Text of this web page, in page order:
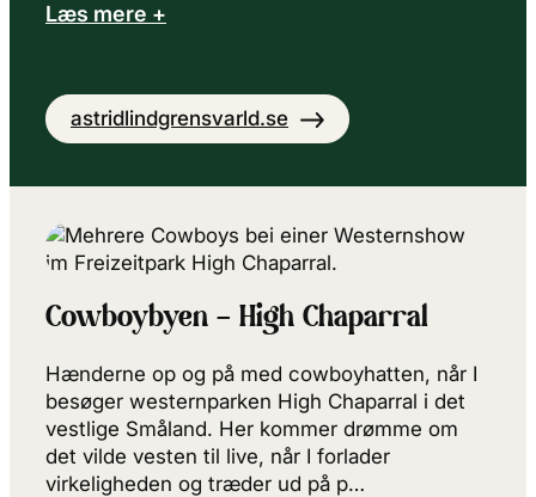
Læs mere +
astridlindgrensvarld.se
Cowboybyen – High Chaparral
Hænderne op og på med cowboyhatten, når I
besøger westernparken High Chaparral i det
vestlige Småland. Her kommer drømme om
det vilde vesten til live, når I forlader
virkeligheden og træder ud på p…